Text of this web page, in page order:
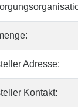
Adresse:
Kontakt: